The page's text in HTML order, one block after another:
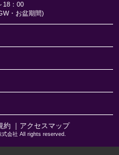
18：00
・お盆期間)
約 ｜アクセスマップ
式会社 All rights reserved.